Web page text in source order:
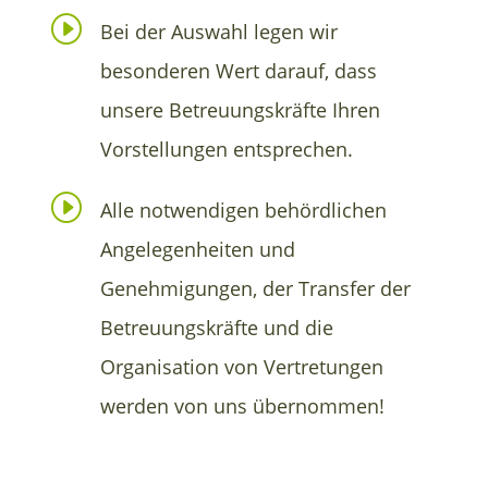
I
Bei der Auswahl legen wir
besonderen Wert darauf, dass
unsere Betreuungskräfte Ihren
Vorstellungen entsprechen.
I
Alle notwendigen behördlichen
Angelegenheiten und
Genehmigungen, der Transfer der
Betreuungskräfte und die
Organisation von Vertretungen
werden von uns übernommen!